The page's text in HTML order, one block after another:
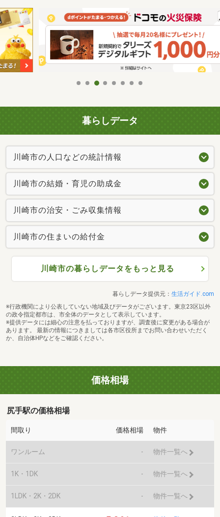
暮らしデータ
川崎市の人口などの統計情報
川崎市の結婚・育児の助成金
川崎市の治安・ごみ収集情報
川崎市の住まいの給付金
川崎市の暮らしデータをもっと見る
暮らしデータ提供元： 生活ガイド.com
※行政機関により公表していない地域及びデータがございます。東京23区以外
の政令指定都市は、市全体のデータとして表示しています。
※提供データには細心の注意を払っておりますが、調査後に変更がある場合が
あります。 最新の情報につきましては各市区役所までお問い合わせいただく
か、自治体HPなどをご確認ください。
価格相場
尻手駅の価格相場
間取り 価格相場 物件
ワンルーム - 物件一覧へ
1K・1DK - 物件一覧へ
1LDK・2K・2DK - 物件一覧へ